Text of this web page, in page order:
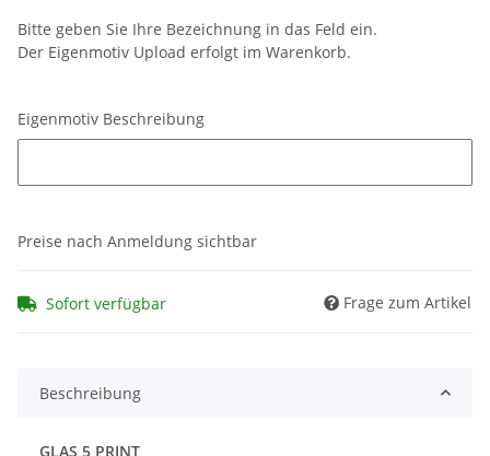
Bitte geben Sie Ihre Bezeichnung in das Feld ein.
Der Eigenmotiv Upload erfolgt im Warenkorb.
Eigenmotiv Beschreibung
Preise nach Anmeldung sichtbar
Sofort verfügbar Frage zum Artikel
Beschreibung
GLAS 5 PRINT